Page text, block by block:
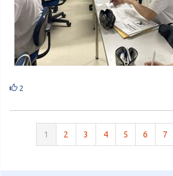
2
1 2 3 4 5 6 7